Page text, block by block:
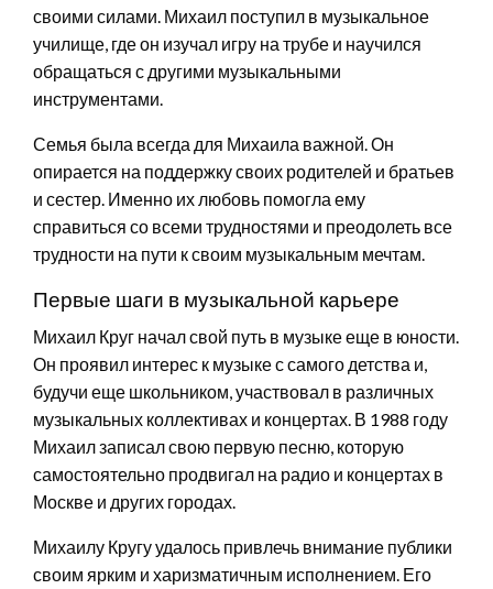
своими силами. Михаил поступил в музыкальное
училище, где он изучал игру на трубе и научился
обращаться с другими музыкальными
инструментами.
Семья была всегда для Михаила важной. Он
опирается на поддержку своих родителей и братьев
и сестер. Именно их любовь помогла ему
справиться со всеми трудностями и преодолеть все
трудности на пути к своим музыкальным мечтам.
Первые шаги в музыкальной карьере
Михаил Круг начал свой путь в музыке еще в юности.
Он проявил интерес к музыке с самого детства и,
будучи еще школьником, участвовал в различных
музыкальных коллективах и концертах. В 1988 году
Михаил записал свою первую песню, которую
самостоятельно продвигал на радио и концертах в
Москве и других городах.
Михаилу Кругу удалось привлечь внимание публики
своим ярким и харизматичным исполнением. Его